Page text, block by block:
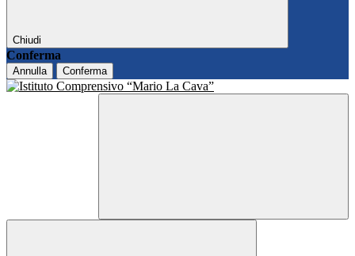
Chiudi
Conferma
Annulla Conferma